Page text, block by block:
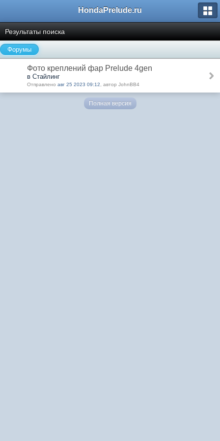
HondaPrelude.ru
Результаты поиска
Форумы
Фото креплений фар Prelude 4gen
в Стайлинг
Отправлено авг 25 2023 09:12 , автор JohnBB4
Полная версия